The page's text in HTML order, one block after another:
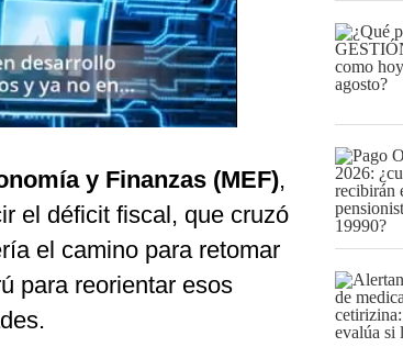
y Finanzas (MEF),
el déficit fiscal, que cruzó
el camino para retomar
para reorientar esos